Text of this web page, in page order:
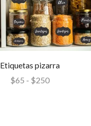
Etiquetas pizarra
$65 - $250